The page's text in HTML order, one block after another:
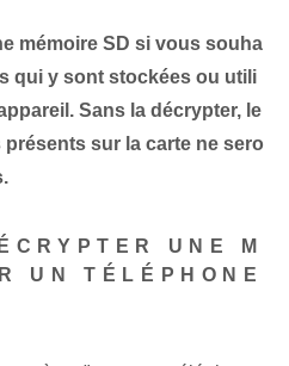
mémoire SD si vous souha
qui y sont stockées ou utili
Sans la décrypter, le
sur la carte ne sero
UNE M
UN TÉLÉPHONE